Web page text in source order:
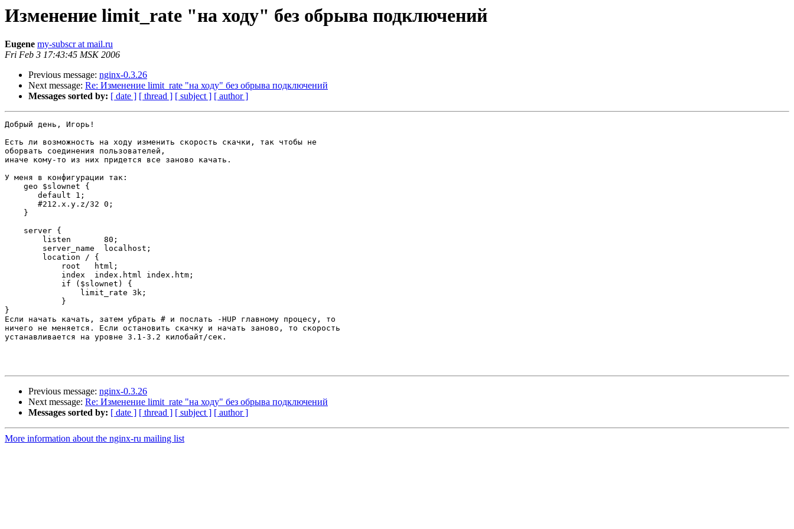
Изменение limit_rate "на ходу" без обрыва подключений
Eugene my-subscr at mail.ru
Fri Feb 3 17:43:45 MSK 2006
Previous message: nginx-0.3.26
Next message: Re: Изменение limit_rate "на ходу" без обрыва подключений
Messages sorted by: [ date ] [ thread ] [ subject ] [ author ]
Добрый день, Игорь!
Есть ли возможность на ходу изменить скорость скачки, так чтобы не
оборвать соединения пользователей,
иначе кому-то из них придется все заново качать.
У меня в конфигурации так:
    geo $slownet {
       default 1;
       #212.х.у.z/32 0;
    }
    server {
        listen       80;
        server_name  localhost;
        location / {
            root   html;
            index  index.html index.htm;
            if ($slownet) {
                limit_rate 3k;
            }
}
Если начать качать, затем убрать # и послать -HUP главному процесу, то
ничего не меняется. Если остановить скачку и начать заново, то скорость
устанавливается на уровне 3.1-3.2 килобайт/сек.
Previous message: nginx-0.3.26
Next message: Re: Изменение limit_rate "на ходу" без обрыва подключений
Messages sorted by: [ date ] [ thread ] [ subject ] [ author ]
More information about the nginx-ru mailing list